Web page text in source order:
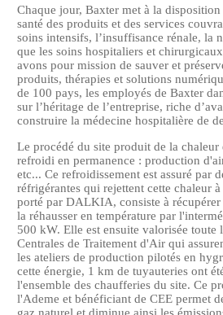
Chaque jour, Baxter met à la
santé des produits et des services
soins intensifs, l’insuffisance rénale, la
que les soins hospitaliers et
avons pour mission de sauver et
produits, thérapies et solutions
de 100 pays, les employés de Baxter
sur l’héritage de l’entreprise, riche
construire la médecine hospitalière de
Le procédé du site produit de la chaleur
refroidi en permanence : production
etc... Ce refroidissement est assuré par
réfrigérantes qui rejettent cette chaleur
porté par DALKIA, consiste à récupérer
la réhausser en température par
500 kW. Elle est ensuite valorisée toute
Centrales de Traitement d'Air qui
les ateliers de production pilotés en
cette énergie, 1 km de tuyauteries ont
l'ensemble des chaufferies du site. Ce
l'Ademe et bénéficiant de CEE permet
gaz naturel et diminue ainsi les